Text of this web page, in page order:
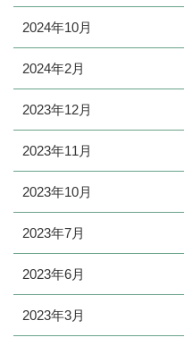
2024年10月
2024年2月
2023年12月
2023年11月
2023年10月
2023年7月
2023年6月
2023年3月